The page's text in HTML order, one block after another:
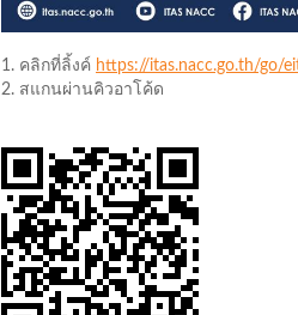
1. คลิกที่ลิ้งค์ https://itas.nacc.go.th/go/
2. สแกนผ่านคิวอาโค้ด